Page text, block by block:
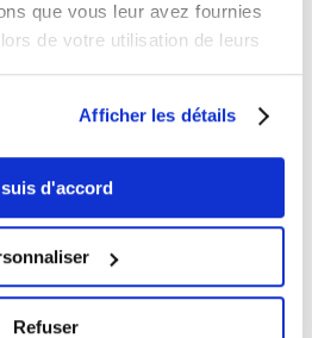
que vous leur avez fournies
de votre utilisation de leurs
Afficher les détails
d'accord
Refuser